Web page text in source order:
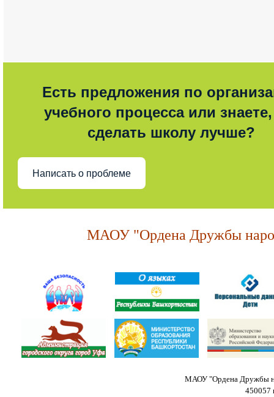
Есть предложения по
учебного процесса или знаете,
сделать школу лучше?
Написать о проблеме
МАОУ "Ордена Дружбы
МАОУ "Ордена Дружбы
450057